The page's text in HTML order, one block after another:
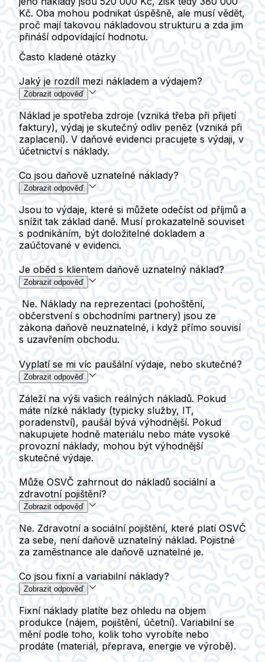
Kč. Oba mohou podnikat úspěšně, ale musí vědět,
proč mají takovou nákladovou strukturu a zda jim
přináší odpovídající hodnotu.
Často kladené otázky
Jaký je rozdíl mezi nákladem a výdajem?
Zobrazit odpověď
Náklad je spotřeba zdroje (vzniká třeba při přijetí
faktury), výdaj je skutečný odliv peněz (vzniká při
zaplacení). V daňové evidenci pracujete s výdaji, v
účetnictví s náklady.
Co jsou daňově uznatelné náklady?
Zobrazit odpověď
Jsou to výdaje, které si můžete odečíst od příjmů a
snížit tak základ daně. Musí prokazatelně souviset
s podnikáním, být doložitelné dokladem a
zaúčtované v evidenci.
Je oběd s klientem daňově uznatelný náklad?
Zobrazit odpověď
Ne. Náklady na reprezentaci (pohoštění,
občerstvení s obchodními partnery) jsou ze
zákona daňově neuznatelné, i když přímo souvisí
s uzavřením obchodu.
Vyplatí se mi víc paušální výdaje, nebo skutečné?
Zobrazit odpověď
Záleží na výši vašich reálných nákladů. Pokud
máte nízké náklady (typicky služby, IT,
poradenství), paušál bývá výhodnější. Pokud
nakupujete hodně materiálu nebo máte vysoké
provozní náklady, mohou být výhodnější
skutečné výdaje.
Může OSVČ zahrnout do nákladů sociální a
zdravotní pojištění?
Zobrazit odpověď
Ne. Zdravotní a sociální pojištění, které platí OSVČ
za sebe, není daňově uznatelný náklad. Pojistné
za zaměstnance ale daňově uznatelné je.
Co jsou fixní a variabilní náklady?
Zobrazit odpověď
Fixní náklady platíte bez ohledu na objem
produkce (nájem, pojištění, účetní). Variabilní se
mění podle toho, kolik toho vyrobíte nebo
prodáte (materiál, přeprava, energie ve výrobě).